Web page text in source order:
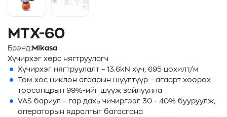
MTX-60
Брэнд:MIkasa
Хүчирхэг хөрс нягтруулагч
Хүчирхэг нягтруулалт – 13.6kN хүч, 695 цохилт/м
Том хос циклон агаарын шүүлтүүр – агаарт хөөрөх
тоосонцрын 99%-ийг шүүж зайлуулна
VAS бариул – гар дахь чичиргээг 30 - 40% бууруулж,
операторын ядралтыг багасгана